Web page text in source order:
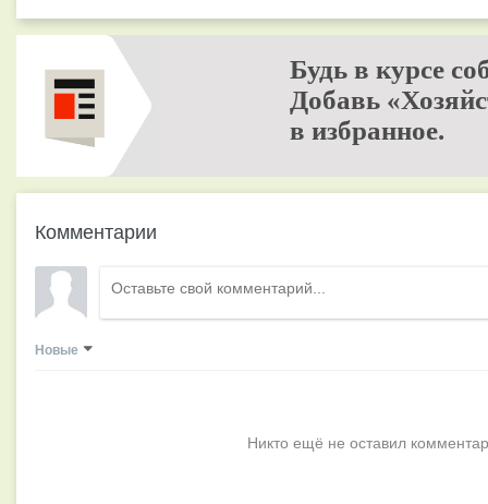
Будь в курсе
Добавь
в избранное.
Комментарии
Новые
Никто ещё не оставил